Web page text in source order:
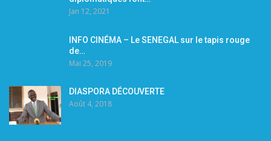
Jan 12, 2021
INFO CINÉMA – Le SENEGAL sur le tapis rouge
de…
Mai 25, 2019
DIASPORA DÉCOUVERTE
Août 4, 2018